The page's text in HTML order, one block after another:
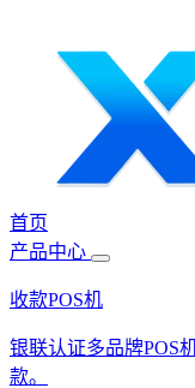
首页
产品中心
收款POS机
银联认证多品牌POS
款。